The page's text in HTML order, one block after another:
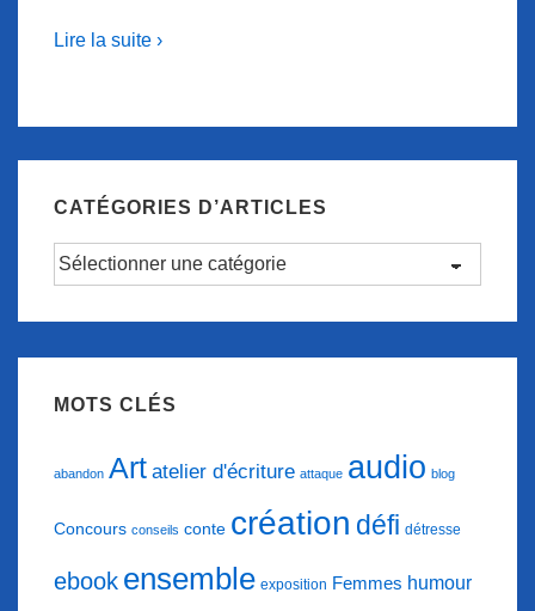
Lire la suite ›
CATÉGORIES D’ARTICLES
Catégories
MOTS CLÉS
abandon Art atelier d'écriture attaque audio blog
Concours conseils conte création défi détresse
ebook ensemble exposition Femmes humour